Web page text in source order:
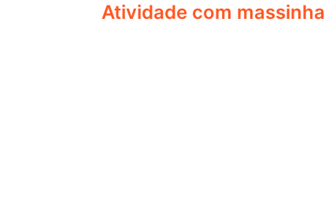
Atividade com massinha